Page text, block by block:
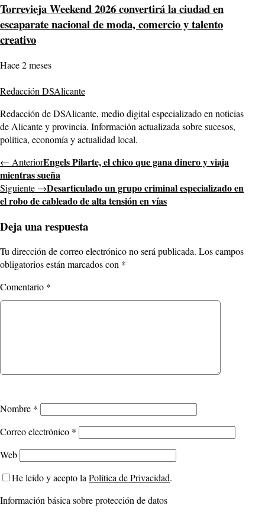
Torrevieja Weekend 2026 convertirá la ciudad en
escaparate nacional de moda, comercio y talento
creativo
Hace 2 meses
Redacción DSAlicante
Redacción de DSAlicante, medio digital especializado en noticias
de Alicante y provincia. Información actualizada sobre sucesos,
política, economía y actualidad local.
← AnteriorEngels Pilarte, el chico que gana dinero y viaja
mientras sueña
Siguiente →Desarticulado un grupo criminal especializado en
el robo de cableado de alta tensión en vías
Deja una respuesta
Tu dirección de correo electrónico no será publicada. Los campos
obligatorios están marcados con *
Comentario *
Nombre *
Correo electrónico *
Web
He leído y acepto laPolítica de Privacidad.
Información básica sobre protección de datos